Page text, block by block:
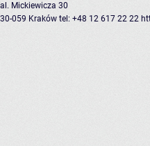
al. Mickiewicza 30
30-059 Kraków tel: +48 12 617 22 22